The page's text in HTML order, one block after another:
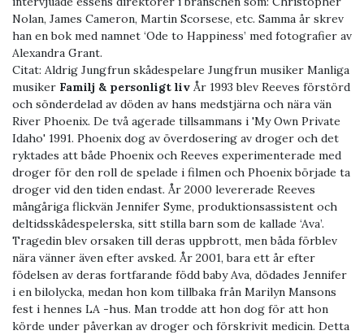
Nolan, James Cameron, Martin Scorsese, etc. Samma år skrev
han en bok med namnet ‘Ode to Happiness’ med fotografier av
Alexandra Grant.
Citat: Aldrig Jungfrun skådespelare Jungfrun musiker Manliga
musiker Familj & personligt liv År 1993 blev Reeves förstörd
och sönderdelad av döden av hans medstjärna och nära vän
River Phoenix. De två agerade tillsammans i 'My Own Private
Idaho' 1991. Phoenix dog av överdosering av droger och det
ryktades att både Phoenix och Reeves experimenterade med
droger för den roll de spelade i filmen och Phoenix började ta
droger vid den tiden endast. År 2000 levererade Reeves
mångåriga flickvän Jennifer Syme, produktionsassistent och
deltidsskådespelerska, sitt stilla barn som de kallade ‘Ava’.
Tragedin blev orsaken till deras uppbrott, men båda förblev
nära vänner även efter avsked. År 2001, bara ett år efter
födelsen av deras fortfarande född baby Ava, dödades Jennifer
i en bilolycka, medan hon kom tillbaka från Marilyn Mansons
fest i hennes LA -hus. Man trodde att hon dog för att hon
körde under påverkan av droger och förskrivit medicin. Detta